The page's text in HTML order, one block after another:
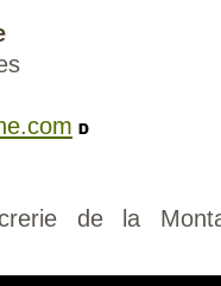
de la